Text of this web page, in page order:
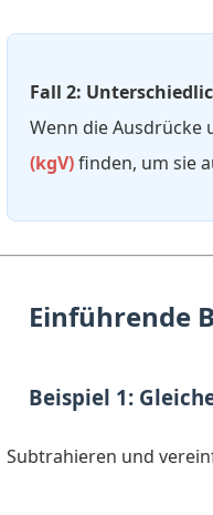
Fall 2:
Wenn die Ausdrücke
(kgV)finden, um sie
Einführende
Beispiel 1:
Subtrahieren und